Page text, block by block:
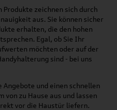
zeichnen sich durch
aus. Sie können sicher
erhalten, die den hohen
Egal, ob Sie Ihr
möchten oder auf der
sind - bei uns
und einen schnellen
von zu Hause aus und lassen
vor die Haustür liefern.